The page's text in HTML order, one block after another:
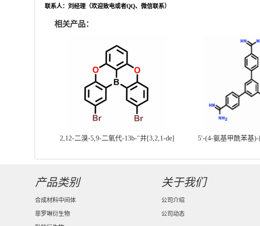
联系人：刘经理（欢迎致电或者QQ、微信联系）
相关产品：
2,12-二溴-5,9-二氧代-13b-"并[3,2,1-de]
5'-(4-氨基甲酰苯基
产品类别
合成材料中间体
菲罗啉衍生物
关于我们
公司介绍
公司动态